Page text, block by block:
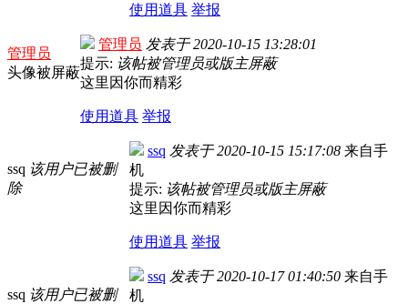
使用道具 举报
管理员
头像被屏蔽
管理员 发表于2020-10-15 13:28:01
提示: 该帖被管理员或版主屏蔽
这里因你而精彩
使用道具 举报
ssq 该用户已被删
除
ssq 发表于2020-10-15 15:17:08 来自手
机
提示: 该帖被管理员或版主屏蔽
这里因你而精彩
使用道具 举报
ssq 该用户已被删
ssq 发表于2020-10-17 01:40:50 来自手
机